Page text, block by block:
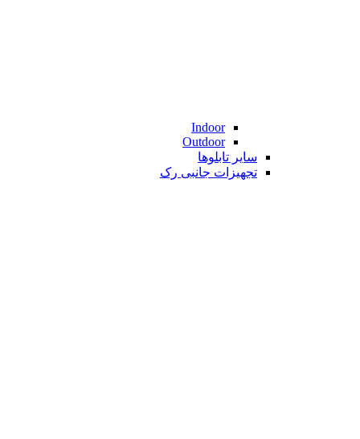
Indoor
Outdoor
سایر تابلوها
تجهیزات جانبی رک